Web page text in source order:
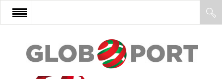
FŐOLDAL